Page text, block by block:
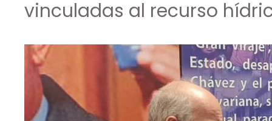
vinculadas al recurso